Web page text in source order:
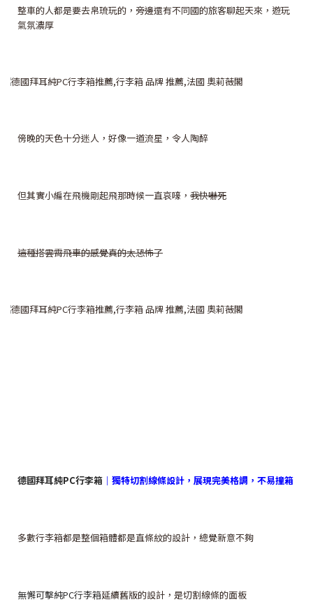
整車的人都是要去帛琉玩的，旁邊還有不同國的旅客聊起天來，遊玩
氣氛濃厚
傍晚的天色十分迷人，好像一道流星，令人陶醉
但其實小編在飛機剛起飛那時候一直哀嚎， 我快嚇死
這種搭雲霄飛車的感覺真的太恐怖了
德國拜耳純PC行李箱 ｜獨特切割線條設計，展現完美格調，不易撞箱
多數行李箱都是整個箱體都是直條紋的設計，總覺新意不夠
無懈可擊純PC行李箱延續舊版的設計，是切割線條的面板